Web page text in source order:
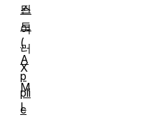
된
여
러
X
M
L
스
트
(
A
p
pli
c